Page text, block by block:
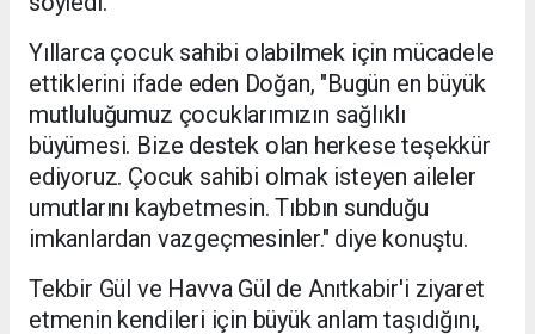
Yıllarca çocuk sahibi olabilmek için mücadele
ettiklerini ifade eden Doğan, "Bugün en büyük
mutluluğumuz çocuklarımızın sağlıklı
büyümesi. Bize destek olan herkese teşekkür
ediyoruz. Çocuk sahibi olmak isteyen aileler
umutlarını kaybetmesin. Tıbbın sunduğu
imkanlardan vazgeçmesinler." diye konuştu.
Tekbir Gül ve Havva Gül de Anıtkabir'i ziyaret
etmenin kendileri için büyük anlam taşıdığını,